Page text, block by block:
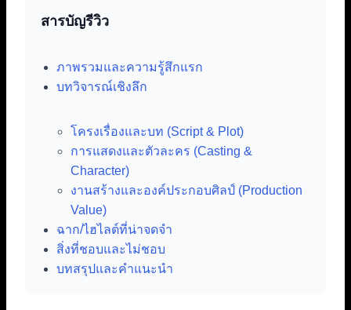
สารบัญรีวิว
ภาพรวมและความรู้สึกแรก
บทวิจารณ์เชิงลึก
โครงเรื่องและบท (Script & Plot)
การแสดงและตัวละคร (Casting &
Character)
งานสร้างและองค์ประกอบศิลป์ (Production
Value)
ฉาก/ไฮไลต์ที่น่าจดจำ
สิ่งที่ชอบและไม่ชอบ
บทสรุปและคำแนะนำ